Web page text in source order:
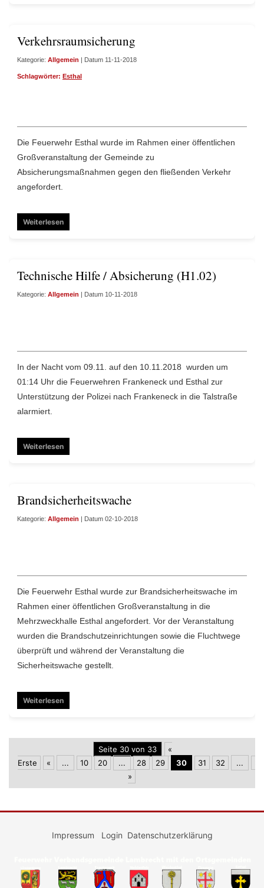
Verkehrsraumsicherung
Kategorie: Allgemein | Datum 11-11-2018
Schlagwörter: Esthal
Die Feuerwehr Esthal wurde im Rahmen einer öffentlichen
Großveranstaltung der Gemeinde zu
Absicherungsmaßnahmen gegen den fließenden Verkehr
angefordert.
Weiterlesen
Technische Hilfe / Absicherung (H1.02)
Kategorie: Allgemein | Datum 10-11-2018
In der Nacht vom 09.11. auf den 10.11.2018 wurden um
01:14 Uhr die Feuerwehren Frankeneck und Esthal zur
Unterstützung der Polizei nach Frankeneck in die Talstraße
alarmiert.
Weiterlesen
Brandsicherheitswache
Kategorie: Allgemein | Datum 02-10-2018
Die Feuerwehr Esthal wurde zur Brandsicherheitswache im
Rahmen einer öffentlichen Großveranstaltung in die
Mehrzweckhalle Esthal angefordert. Vor der Veranstaltung
wurden die Brandschutzeinrichtungen sowie die Fluchtwege
überprüft und während der Veranstaltung die
Sicherheitswache gestellt.
Weiterlesen
Seite 30 von 33
«
Erste
« ... 10 20 ... 28 29 30 31 32 ...
»
Impressum Login Datenschutzerklärung